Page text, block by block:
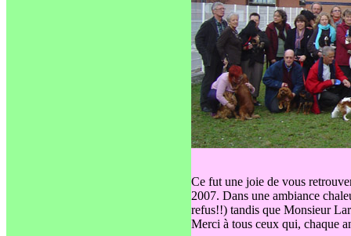
Ce fut une joie de vous
2007. Dans une ambiance
refus!!) tandis que Monsieur
Merci à tous ceux qui, chaque